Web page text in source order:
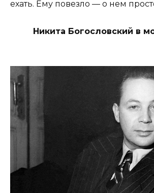
ехать. Ему повезло — о нем
Никита Богословский в